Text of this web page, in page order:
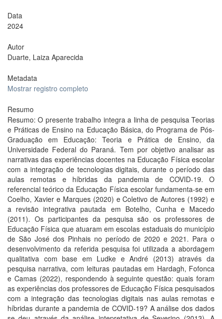
Data
2024
Autor
Duarte, Laiza Aparecida
Metadata
Mostrar registro completo
Resumo
Resumo: O presente trabalho integra a linha de pesquisa Teorias
e Práticas de Ensino na Educação Básica, do Programa de Pós-
Graduação em Educação: Teoria e Prática de Ensino, da
Universidade Federal do Paraná. Tem por objetivo analisar as
narrativas das experiências docentes na Educação Física escolar
com a integração de tecnologias digitais, durante o período das
aulas remotas e híbridas da pandemia de COVID-19. O
referencial teórico da Educação Física escolar fundamenta-se em
Coelho, Xavier e Marques (2020) e Coletivo de Autores (1992) e
a revisão integrativa pautada em Botelho, Cunha e Macedo
(2011). Os participantes da pesquisa são os professores de
Educação Física que atuaram em escolas estaduais do município
de São José dos Pinhais no período de 2020 e 2021. Para o
desenvolvimento da referida pesquisa foi utilizada a abordagem
qualitativa com base em Ludke e André (2013) através da
pesquisa narrativa, com leituras pautadas em Hardagh, Fofonca
e Camas (2022), respondendo à seguinte questão: quais foram
as experiências dos professores de Educação Física pesquisados
com a integração das tecnologias digitais nas aulas remotas e
híbridas durante a pandemia de COVID-19? A análise dos dados